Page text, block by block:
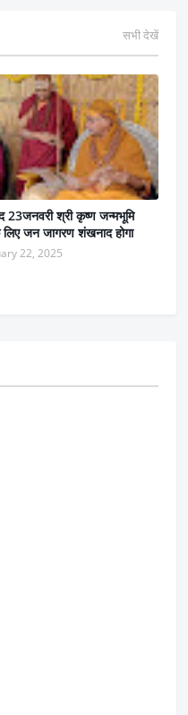
सभी देखें
23जनवरी श्री कृष्ण जन्मभूमि
जन जागरण शंखनाद होगा
22, 2025